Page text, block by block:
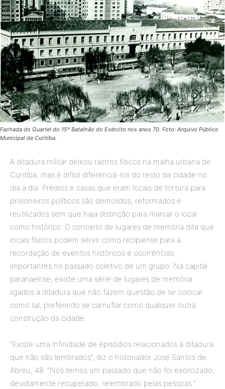
Fachada do Quartel do 15º Batalhão do Exército nos anos 70. Foto: Arquivo Público
Municipal de Curitiba.
A ditadura militar deixou rastros físicos na malha urbana de
Curitiba, mas é difícil diferenciá-los do resto da cidade no
dia a dia. Prédios e casas que eram locais de tortura para
prisioneiros políticos são demolidos, reformados e
reutilizados sem que haja distinção para marcar o local
como histórico. O conceito de lugares de memória dita que
locais físicos podem servir como recipiente para a
recordação de eventos históricos e ocorrências
importantes no passado coletivo de um grupo. Na capital
paranaense, existe uma série de lugares de memória
ligados à ditadura que não fazem questão de se colocar
como tal, preferindo se camuflar como qualquer outra
construção da cidade.
“Existe uma infinidade de episódios relacionados à ditadura
que não são lembrados”, diz o historiador José Santos de
Abreu, 48. “Nós temos um passado que não foi exorcizado;
devidamente recuperado, relembrado pelas pessoas.”